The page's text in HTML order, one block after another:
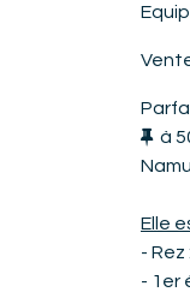
à
Elle
-
- 1er